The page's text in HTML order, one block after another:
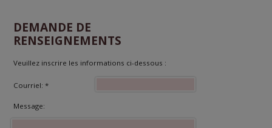
DEMANDE DE
RENSEIGNEMENTS
Veuillez inscrire les informations ci-dessous :
Courriel: *
Message: